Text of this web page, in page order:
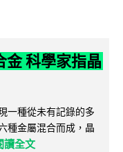
金 科學家指晶
一種從未有記錄的多
種金屬混合而成，晶
讀全文